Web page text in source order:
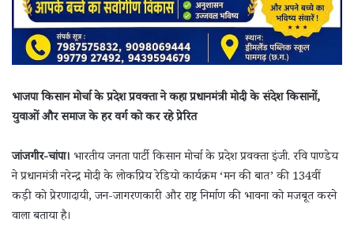
भाजपा किसान मोर्चा के प्रदेश प्रवक्ता ने कहा प्रधानमंत्री मोदी के संदेश किसानों,
युवाओं और समाज के हर वर्ग को कर रहे प्रेरित
जांजगीर-चांपा। भारतीय जनता पार्टी किसान मोर्चा के प्रदेश प्रवक्ता इंजी. रवि पाण्डेय
ने प्रधानमंत्री नरेन्द्र मोदी के लोकप्रिय रेडियो कार्यक्रम ‘मन की बात’ की 134वीं
कड़ी को प्रेरणादायी, जन-जागरणकारी और राष्ट्र निर्माण की भावना को मजबूत करने
वाला बताया है।